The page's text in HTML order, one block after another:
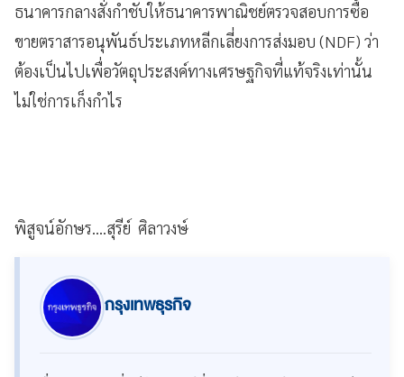
ธนาคารกลางสั่งกำชับให้ธนาคารพาณิชย์ตรวจสอบการซื้อ
ขายตราสารอนุพันธ์ประเภทหลีกเลี่ยงการส่งมอบ (NDF) ว่า
ต้องเป็นไปเพื่อวัตถุประสงค์ทางเศรษฐกิจที่แท้จริงเท่านั้น
ไม่ใช่การเก็งกำไร
พิสูจน์อักษร....สุรีย์ ศิลาวงษ์
กรุงเทพธุรกิจ